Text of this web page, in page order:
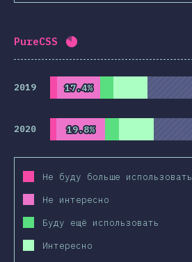
PureCSS Процент заполнения:
2019 17.4%
17.4%
2020 19.8%
19.8%
Не буду больше использовать
Не интересно
Буду ещё использовать
Интересно